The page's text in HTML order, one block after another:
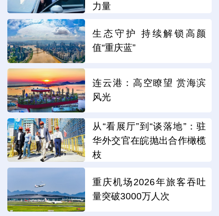
力量
生态守护 持续解锁高颜
值“重庆蓝”
连云港：高空瞭望 赏海滨
风光
从“看展厅”到“谈落地”：驻
华外交官在皖抛出合作橄榄
枝
重庆机场2026年旅客吞吐
量突破3000万人次